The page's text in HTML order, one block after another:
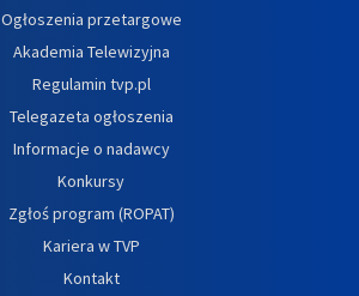
Ogłoszenia przetargowe
Akademia Telewizyjna
Regulamin tvp.pl
Telegazeta ogłoszenia
Informacje o nadawcy
Konkursy
Zgłoś program (ROPAT)
Kariera w TVP
Kontakt